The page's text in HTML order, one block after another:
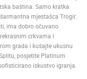
baština. Samo kratka
mjestašca Trogir.
ima dobro očuvano
crkvama i
grada i kušajte ukusnu
posjetite Platinum
iskustvo igranja.